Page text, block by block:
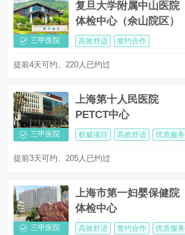
三甲医院
复旦大学附属中山医院
体检中心（佘山院区）
高效舒适 签约合作
提前4天可约、220人已约过
三甲医院
上海第十人民医院
PETCT中心
权威项目 高效舒适 优质服务
提前3天可约、205人已约过
三甲医院
上海市第一妇婴保健院
体检中心
高效舒适 签约合作 优质服务